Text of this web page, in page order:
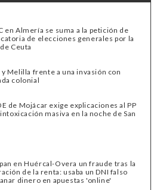
en Almería se suma a la petición de
de elecciones generales por la
Ceuta
y Melilla frente a una invasión con
colonial
de Mojácar exige explicaciones al PP
masiva en la noche de San
en Huércal-Overa un fraude tras la
de la renta: usaba un DNI falso
dinero en apuestas 'online'